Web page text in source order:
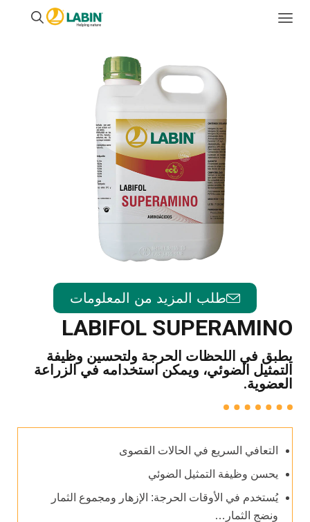
طلب المزيد من المعلومات
LABIFOL SUPERAMINO
يطبق في اللحظات الحرجة ولتحسين وظيفة
التمثيل الضوئي، ويمكن استخدامه في الزراعة
العضوية.
التعافي السريع في الحالات القصوى
يحسن وظيفة التمثيل الضوئي
يُستخدم في الأوقات الحرجة: الإزهار ومجموع الثمار
ونضج الثمار…